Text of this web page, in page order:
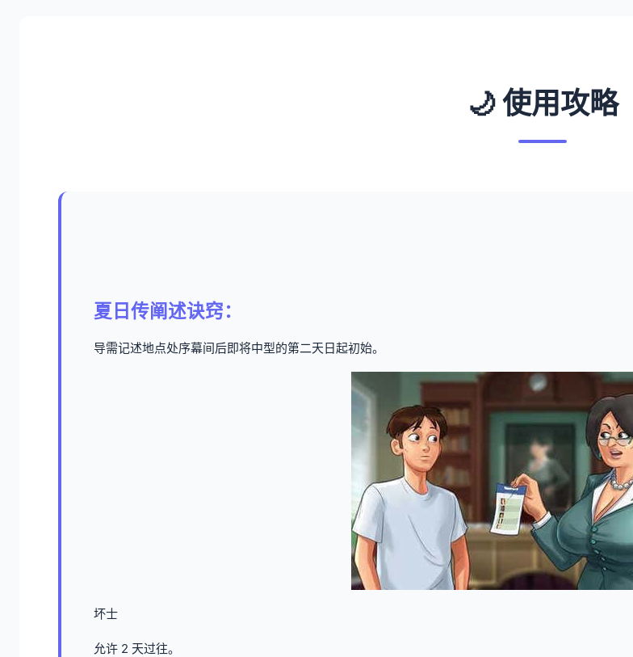
🌙 使用攻略
夏日传阐述诀窍：
导需记述地点处序幕间后即将中型的第二天日起初始。
坏士
允许 2 天过往。